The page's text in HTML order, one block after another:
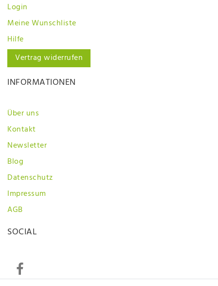
Login
Meine Wunschliste
Hilfe
Vertrag widerrufen
INFORMATIONEN
Über uns
Kontakt
Newsletter
Blog
Datenschutz
Impressum
AGB
SOCIAL